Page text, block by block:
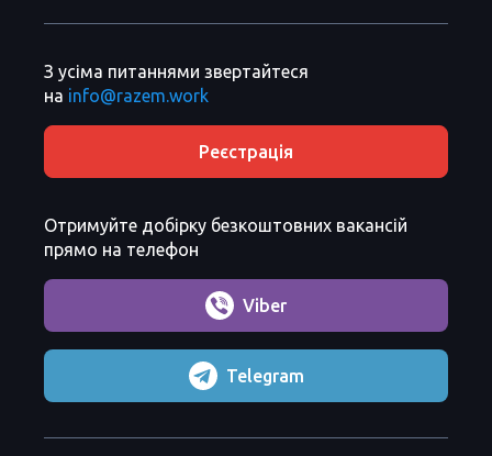
З усіма питаннями звертайтеся
на info@razem.work
Реєстрація
Отримуйте добірку безкоштовних вакансій
прямо на телефон
Viber
Telegram